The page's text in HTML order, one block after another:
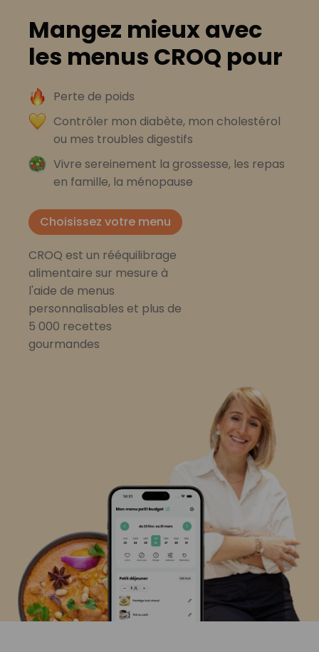
Mangez mieux avec
les menus CROQ pour
Perte de poids
Contrôler mon diabète, mon cholestérol
ou mes troubles digestifs
Vivre sereinement la grossesse, les repas
en famille, la ménopause
Choisissez votre menu
CROQ est un rééquilibrage
alimentaire sur mesure à
l'aide de menus
personnalisables et plus de
5 000 recettes
gourmandes